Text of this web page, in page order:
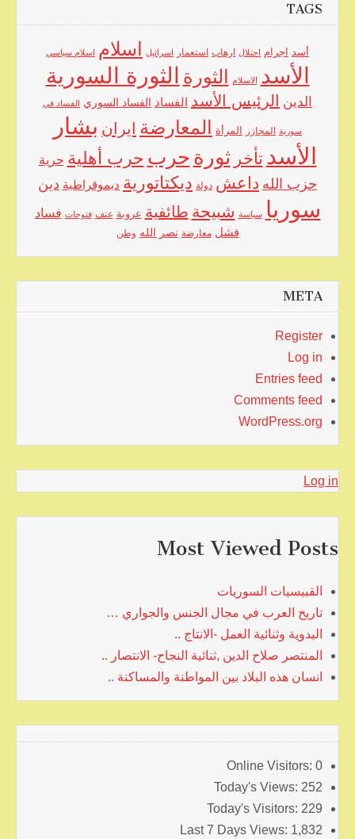
TAGS
أسد اجرام احتلال ارهاب استعمار اسرائيل اسلام اسلام سياسي
الأسد الاسلام الثورة الثورة السورية
الدين الرئيس الأسد الفساد الفساد السوري الفساد في
سورية المجازر المرأة المعارضة ايران بشار
الأسد تأخر ثورة حرب حرب أهلية حرية
حزب الله داعش دولة ديكتاتورية ديموقراطية دين
سوريا سياسة شبيحة طائفية عروبة عنف فتوحات فساد
فشل معارضة نصر الله وطن
META
Register
Log in
Entries feed
Comments feed
WordPress.org
Log in
Most Viewed Posts
القبيسيات السوريات
تاريخ العرب في مجال الجنس والجواري …
البدوية وثنائية العمل -الانتاج ..
المنتصر صلاح الدين ,ثنائية النجاح- الانتصار ..
انسان هذه البلاد بين المواطنة والمساكنة ..
Online Visitors: 0
Today's Views: 252
Today's Visitors: 229
Last 7 Days Views: 1,832